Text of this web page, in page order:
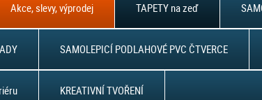
Akce, slevy, výprodej TAPETY na zeď
SAMOLEPICÍ PODLAHOVÉ PVC ČTVERCE
KREATIVNÍ TVOŘENÍ